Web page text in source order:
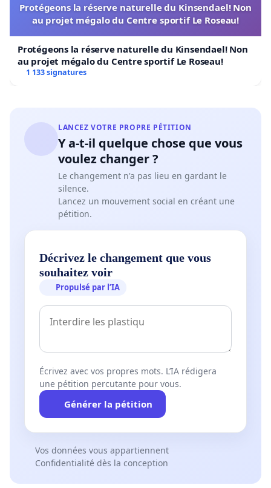
Protégeons la réserve naturelle du Kinsendael! Non
au projet mégalo du Centre sportif Le Roseau!
Protégeons la réserve naturelle du Kinsendael! Non
au projet mégalo du Centre sportif Le Roseau!
1 133 signatures
LANCEZ VOTRE PROPRE PÉTITION
Y a-t-il quelque chose que vous
voulez changer ?
Le changement n'a pas lieu en gardant le
silence.
Lancez un mouvement social en créant une
pétition.
Décrivez le changement que vous
souhaitez voir
Propulsé par l’IA
Écrivez avec vos propres mots. L’IA rédigera
une pétition percutante pour vous.
Générer la pétition
Vos données vous appartiennent
Confidentialité dès la conception